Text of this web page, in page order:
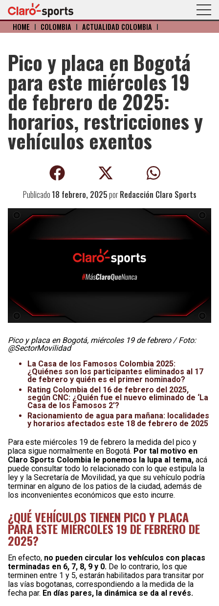
HOME I COLOMBIA I ACTUALIDAD COLOMBIA I
Pico y placa en Bogotá
para este miércoles 19
de febrero de 2025:
horarios, restricciones y
vehículos exentos
Publicado 18 febrero, 2025porRedacción Claro Sports
Pico y placa en Bogotá, miércoles 19 de febrero / Foto:
@SectorMovilidad
La Casa de los Famosos Colombia 2025:
¿Quiénes son los participantes eliminados al 17
de febrero y quién es el primer nominado?
Rating Colombia del 16 de febrero del 2025,
según CNC: ¿Quién fue el nuevo eliminado de ‘La
Casa de los Famosos 2’?
Racionamiento de agua para mañana: localidades
y horarios afectados este 18 de febrero de 2025
Para este miércoles 19 de febrero la medida del pico y
placa sigue normalmente en Bogotá. Por tal motivo en
Claro Sports Colombia le ponemos la lupa al tema, acá
puede consultar todo lo relacionado con lo que estipula la
ley y la Secretaría de Movilidad, ya que su vehículo podría
terminar en alguno de los patios de la ciudad, además de
los inconvenientes económicos que esto incurre.
¿QUÉ VEHÍCULOS TIENEN PICO Y PLACA
PARA ESTE MIÉRCOLES 19 DE FEBRERO DE
2025?
En efecto, no pueden circular los vehículos con placas
terminadas en 6, 7, 8, 9 y 0. De lo contrario, los que
terminen entre 1 y 5, estarán habilitados para transitar por
las vías bogotanas, correspondiendo a la medida de la
fecha par. En días pares, la dinámica se da al revés.